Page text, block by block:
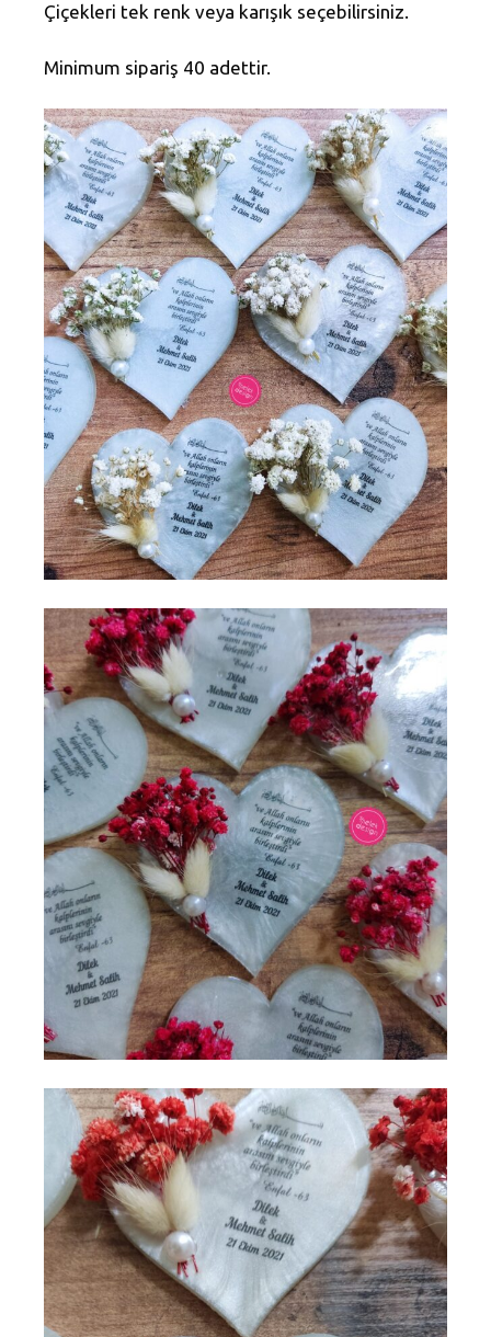
Çiçekleri tek renk veya karışık seçebilirsiniz.
Minimum sipariş 40 adettir.